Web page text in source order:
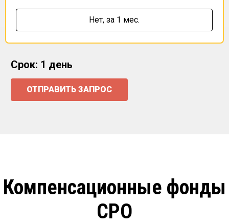
Нет, за 1 мес.
Срок: 1 день
ОТПРАВИТЬ ЗАПРОС
Компенсационные фонды
СРО